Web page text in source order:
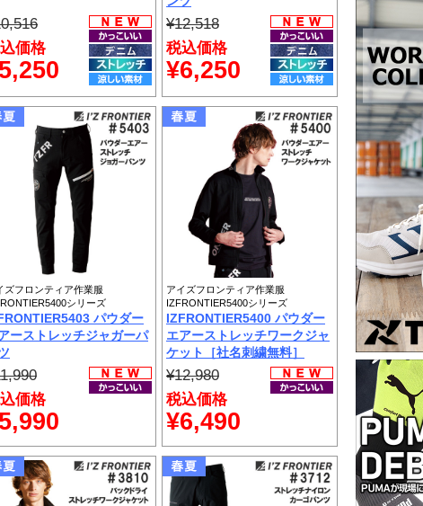
価格
¥12,518
税込価格
¥6,250
ズフロンティア作業服
シリーズ
パウダー
ーストレッチジャガーパ
価格
アイズフロンティア作業服
IZFRONTIER5400シリーズ
IZFRONTIER5400 パウダー
エアーストレッチワークジャ
ケット［社名刺繍無料］
¥12,980
税込価格
¥6,490